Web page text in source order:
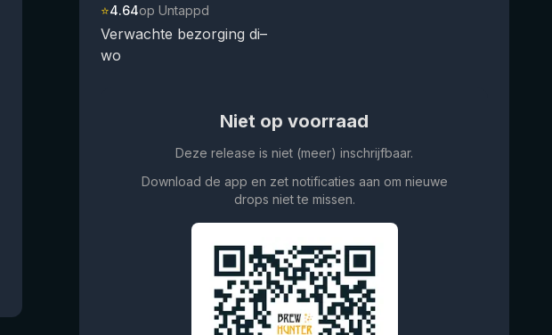
⭐4.64op Untappd
Verwachte bezorging di–
wo
Niet op voorraad
Deze release is niet (meer) inschrijfbaar.
Download de app en zet notificaties aan om nieuwe
drops niet te missen.